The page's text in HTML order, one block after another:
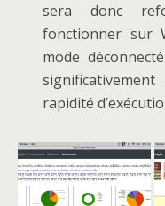
sera donc
fonctionner sur
mode
rapidité